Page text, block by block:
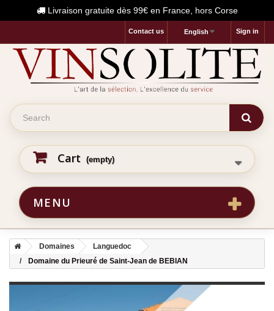
Livraison gratuite dès 99€ en France, hors Corse
Sign in
English
Contact us
Cart (empty)
MENU
Domaines
Languedoc
Domaine du Prieuré de Saint-Jean de BEBIAN